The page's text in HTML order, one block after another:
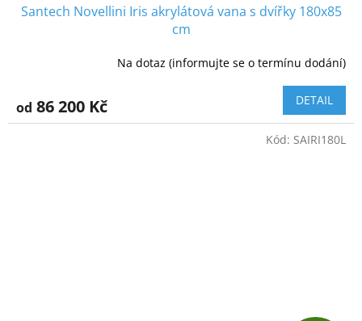
A
R
M
A
Santech Novellini Iris akrylátová vana s dvířky 180x85
cm
Na dotaz (informujte se o termínu dodání)
od 86 200 Kč DETAIL
Kód: SAIRI180L